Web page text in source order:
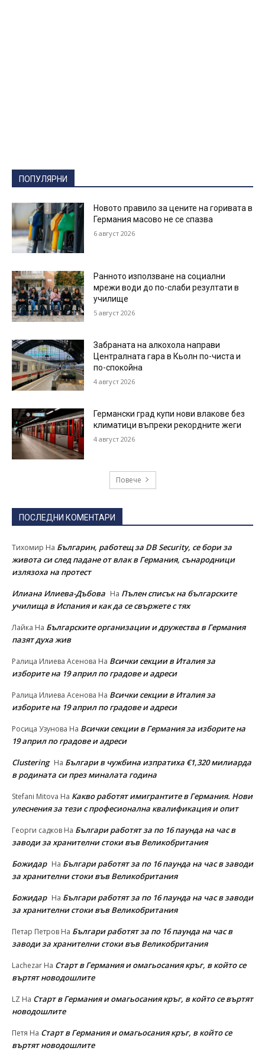
ПОПУЛЯРНИ
Новото правило за цените на горивата в
Германия масово не се спазва
6 август 2026
Ранното използване на социални
мрежи води до по-слаби резултати в
училище
5 август 2026
Забраната на алкохола направи
Централната гара в Кьолн по-чиста и
по-спокойна
4 август 2026
Германски град купи нови влакове без
климатици въпреки рекордните жеги
4 август 2026
Повече
ПОСЛЕДНИ КОМЕНТАРИ
Тихомир На Българин, работещ за DB Security, се бори за
живота си след падане от влак в Германия, сънародници
излязоха на протест
Илиана Илиева-Дъбова На Пълен списък на българските
училища в Испания и как да се свържете с тях
Лайка На Българските организации и дружества в Германия
пазят духа жив
Ралица Илиева Асенова На Всички секции в Италия за
изборите на 19 април по градове и адреси
Ралица Илиева Асенова На Всички секции в Италия за
изборите на 19 април по градове и адреси
Росица Узунова На Всички секции в Германия за изборите на
19 април по градове и адреси
Clustering На Българи в чужбина изпратиха €1,320 милиарда
в родината си през миналата година
Stefani Mitova На Какво работят имигрантите в Германия. Нови
улеснeния за тези с професионална квалификация и опит
Георги садков На Българи работят за по 16 паунда на час в
заводи за хранителни стоки във Великобритания
Божидар На Българи работят за по 16 паунда на час в заводи
за хранителни стоки във Великобритания
Божидар На Българи работят за по 16 паунда на час в заводи
за хранителни стоки във Великобритания
Петар Петров На Българи работят за по 16 паунда на час в
заводи за хранителни стоки във Великобритания
Lachezar На Старт в Германия и омагьосания кръг, в който се
въртят новодошлите
LZ На Старт в Германия и омагьосания кръг, в който се въртят
новодошлите
Петя На Старт в Германия и омагьосания кръг, в който се
въртят новодошлите